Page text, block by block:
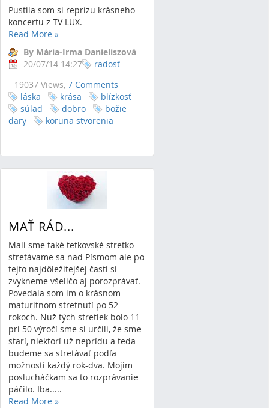
Pustila som si reprízu krásneho
koncertu z TV LUX.
Read More »
By Mária-Irma Danieliszová
20/07/14 14:27
19037 Views, 7 Comments
radosť
láska krása
blízkosť
súlad
dobro
božie
dary
koruna stvorenia
MAŤ RÁD...
Mali sme také tetkovské stretko-
stretávame sa nad Písmom ale po
tejto najdôležitejšej časti si
zvykneme všeličo aj porozprávať.
Povedala som im o krásnom
maturitnom stretnutí po 52-
rokoch. Nuž tých stretiek bolo 11-
pri 50 výročí sme si určili, že sme
starí, niektorí už neprídu a teda
budeme sa stretávať podľa
možností každý rok-dva. Mojim
poslucháčkam sa to rozprávanie
páčilo. Iba.....
Read More »